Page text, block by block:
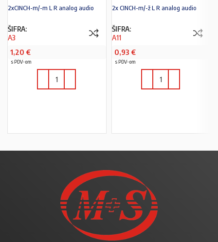
2xCINCH-m/-m L R analog audio
ŠIFRA:
A3
1,20 €
s PDV-om
2x CINCH-m/-ž L R analog audio
ŠIFRA:
A11
0,93 €
s PDV-om